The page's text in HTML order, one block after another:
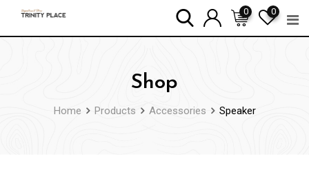
0
0
Shop
Home Products Accessories Speaker